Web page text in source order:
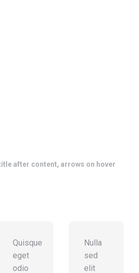
after content, arrows on hover
Quisque
eget
odio
Nulla
sed
elit